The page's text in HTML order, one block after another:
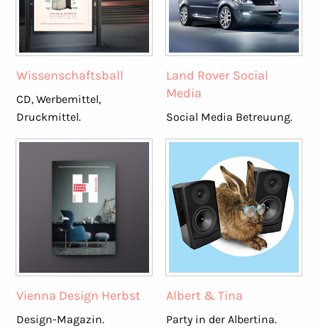
Wissenschaftsball
CD, Werbemittel,
Druckmittel.
Land Rover Social
Media
Social Media Betreuung.
Vienna Design Herbst
Design-Magazin.
Albert & Tina
Party in der Albertina.